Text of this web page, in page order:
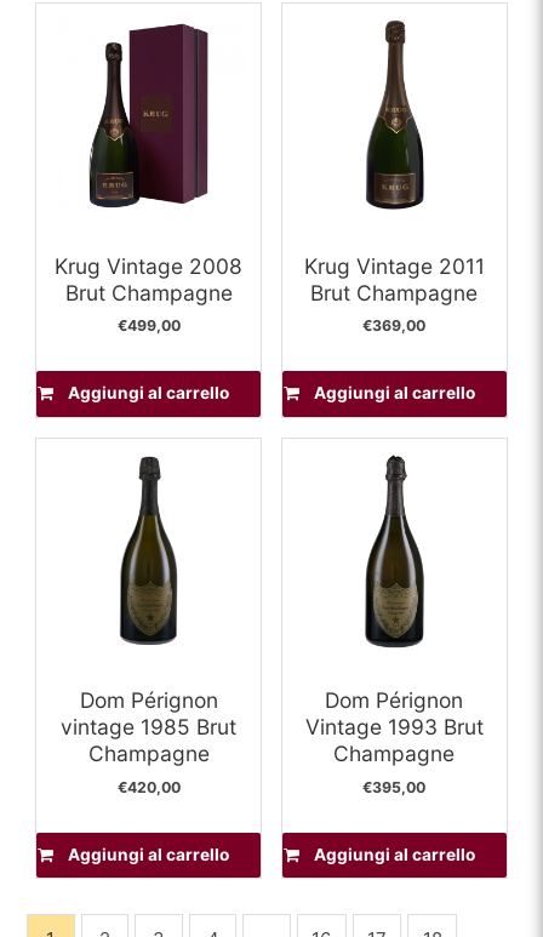
Krug Vintage 2008
Brut Champagne
€499,00
Aggiungi al carrello
Krug Vintage 2011
Brut Champagne
€369,00
Aggiungi al carrello
Dom Pérignon
vintage 1985 Brut
Champagne
€420,00
Aggiungi al carrello
Dom Pérignon
Vintage 1993 Brut
Champagne
€395,00
Aggiungi al carrello